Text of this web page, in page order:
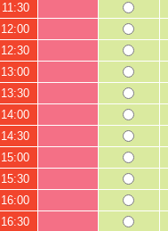
11:30
12:00
12:30
13:00
13:30
14:00
14:30
15:00
15:30
16:00
16:30